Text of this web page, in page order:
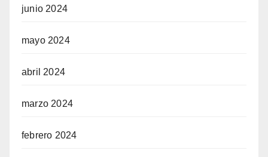
junio 2024
mayo 2024
abril 2024
marzo 2024
febrero 2024